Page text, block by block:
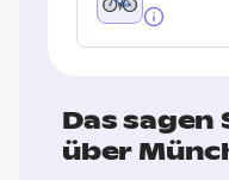
Das
über